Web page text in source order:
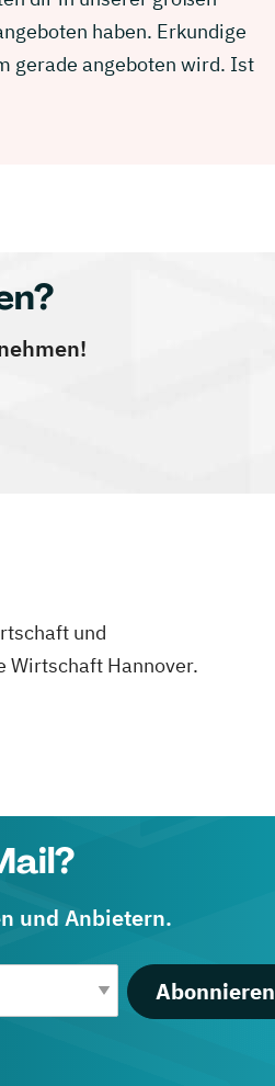
haben. Erkundige
gerade angeboten wird. Ist
und
Wirtschaft Hannover.
und Anbietern.
Abonnieren